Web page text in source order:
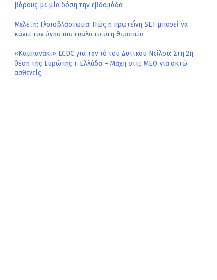
βάρους με μία δόση την εβδομάδα
Μελέτη: Γλοιοβλάστωμα: Πώς η πρωτεΐνη SET μπορεί να
κάνει τον όγκο πιο ευάλωτο στη θεραπεία
«Καμπανάκι» ECDC για τον ιό του Δυτικού Νείλου: Στη 2η
θέση της Ευρώπης η Ελλάδα – Μάχη στις ΜΕΘ για οκτώ
ασθενείς